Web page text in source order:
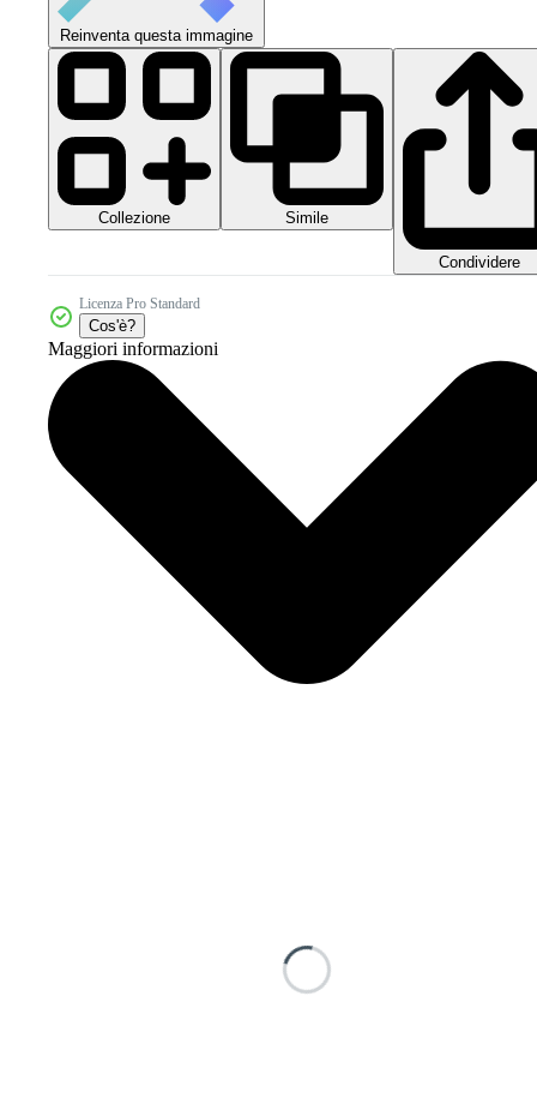
Reinventa questa immagine
Collezione Simile
Condividere
Licenza Pro Standard
Cos'è?
Maggiori informazioni